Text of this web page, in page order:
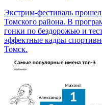
Экстрим-фестиваль
Томского района. В
гонки по бездорожью и
эффектные кадры
Томск.